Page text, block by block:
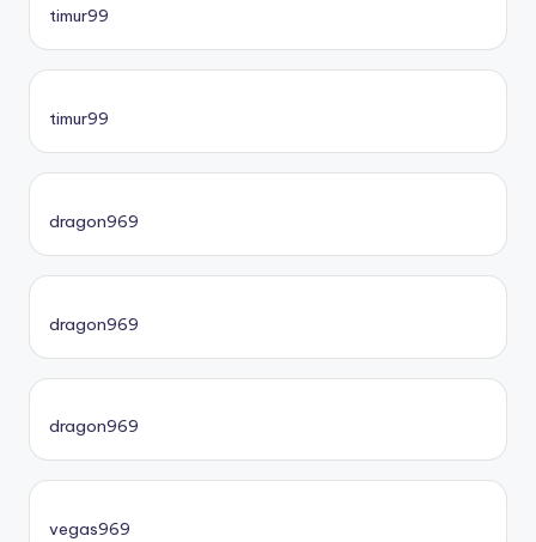
timur99
timur99
dragon969
dragon969
dragon969
vegas969